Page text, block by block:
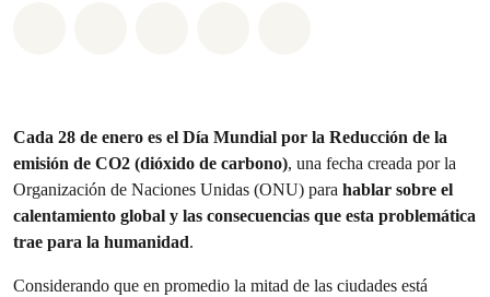
Cada 28 de enero es el Día Mundial por la Reducción de la
emisión de CO2 (dióxido de carbono), una fecha creada por la
Organización de Naciones Unidas (ONU) para hablar sobre el
calentamiento global y las consecuencias que esta problemática
trae para la humanidad.
Considerando que en promedio la mitad de las ciudades está